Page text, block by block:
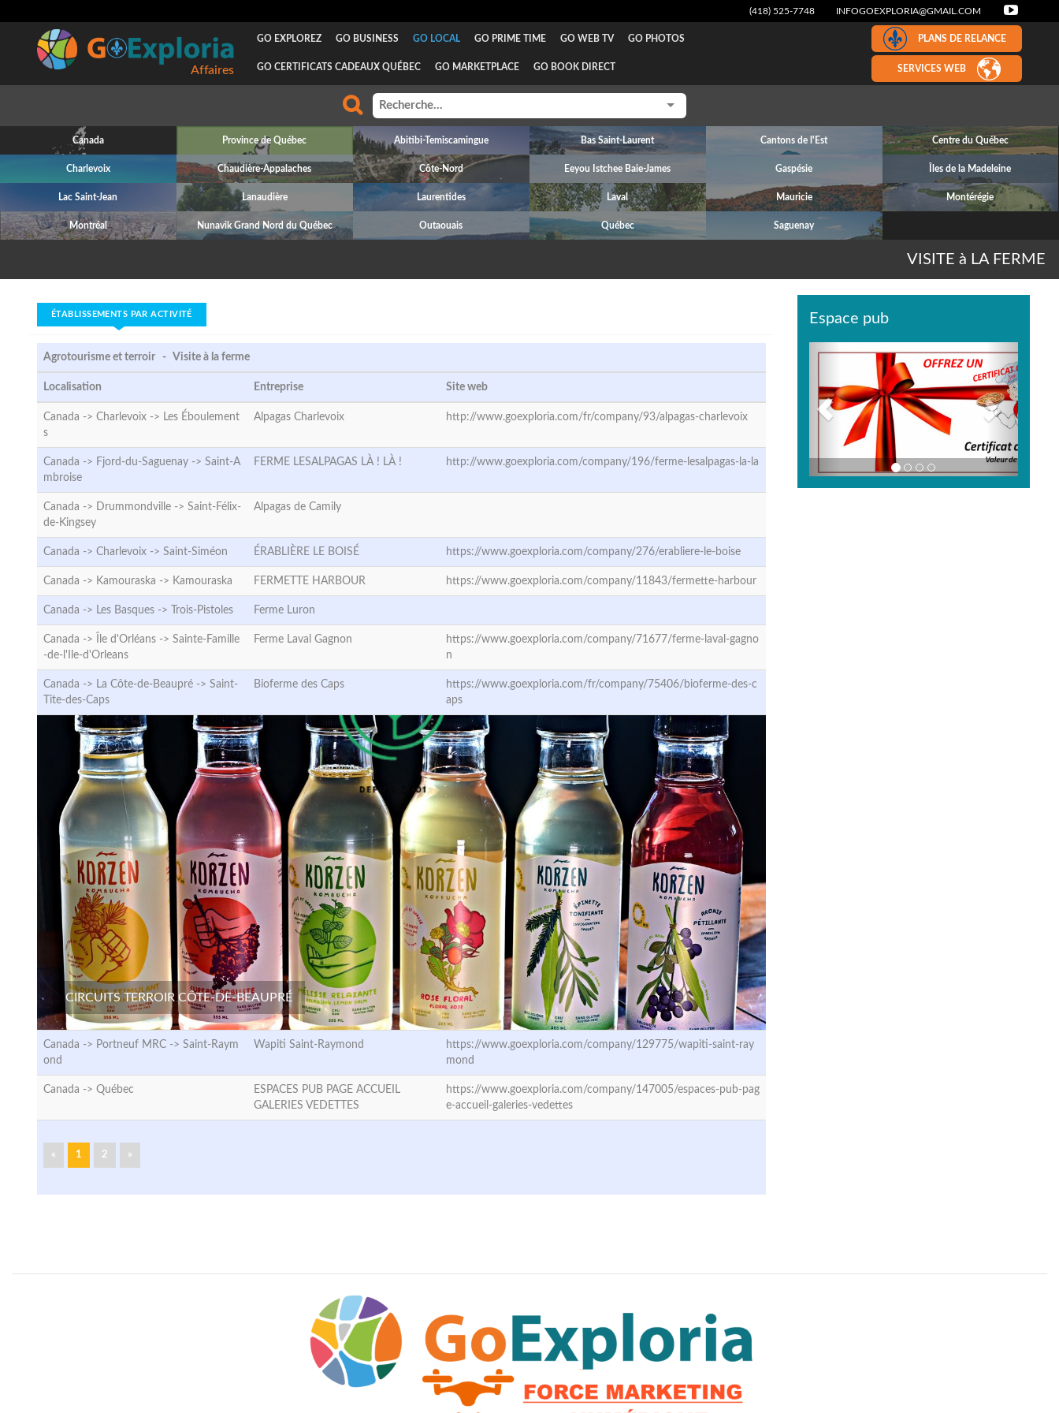
(418) 525-7748 INFOGOEXPLORIA@GMAIL.COM
GO EXPLOREZ GO BUSINESS GO LOCAL GO PRIME TIME GO WEB TV GO PHOTOS
GO CERTIFICATS CADEAUX QUÉBEC GO MARKETPLACE GO BOOK DIRECT
PLANS DE RELANCE
SERVICES WEB
Canada Province de Québec Abitibi-Temiscamingue Bas Saint-Laurent Cantons de l'Est Centre du Québec
Charlevoix Chaudière-Appalaches Côte-Nord Eeyou Istchee Baie-James Gaspésie Îles de la Madeleine
Lac Saint-Jean Lanaudière Laurentides Laval Mauricie Montérégie
Montréal Nunavik Grand Nord du Québec Outaouais Québec Saguenay
VISITE à LA FERME
ÉTABLISSEMENTS PAR ACTIVITÉ
Agrotourisme et terroir - Visite à la ferme
Localisation Entreprise Site web
Canada -> Charlevoix -> Les Éboulement
s
Alpagas Charlevoix http://www.goexploria.com/fr/company/93/alpagas-charlevoix
Canada -> Fjord-du-Saguenay -> Saint-A
mbroise
FERME LESALPAGAS LÀ ! LÀ ! http://www.goexploria.com/company/196/ferme-lesalpagas-la-la
Canada -> Drummondville -> Saint-Félix-
de-Kingsey
Alpagas de Camily
Canada -> Charlevoix -> Saint-Siméon ÉRABLIÈRE LE BOISÉ https://www.goexploria.com/company/276/erabliere-le-boise
Canada -> Kamouraska -> Kamouraska FERMETTE HARBOUR https://www.goexploria.com/company/11843/fermette-harbour
Canada -> Les Basques -> Trois-Pistoles Ferme Luron
Canada -> Île d'Orléans -> Sainte-Famille
-de-l'Ile-d'Orleans
Ferme Laval Gagnon
https://www.goexploria.com/company/71677/ferme-laval-gagno
n
Canada -> La Côte-de-Beaupré -> Saint-
Tite-des-Caps
Bioferme des Caps
https://www.goexploria.com/fr/company/75406/bioferme-des-c
aps
CIRCUITS TERROIR CÔTE-DE-BEAUPRÉ
Canada -> Portneuf MRC -> Saint-Raym
ond
Wapiti Saint-Raymond
https://www.goexploria.com/company/129775/wapiti-saint-ray
mond
Canada -> Québec
ESPACES PUB PAGE ACCUEIL
GALERIES VEDETTES
https://www.goexploria.com/company/147005/espaces-pub-pag
e-accueil-galeries-vedettes
« 1 2 »
Espace pub
Previous
Next